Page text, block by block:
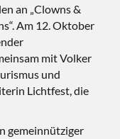
an „Clowns &
Am 12. Oktober
mit Volker
und
Lichtfest, die
gemeinnütziger